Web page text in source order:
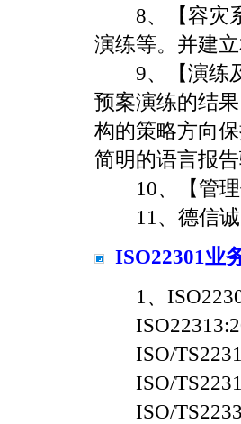
8、【容灾系
演练等。并建
9、【演练及
预案演练的结
构的策略方向
简明的语言报告
10、【管理
11、德信诚
ISO22301业
1、
ISO/
ISO/
ISO/